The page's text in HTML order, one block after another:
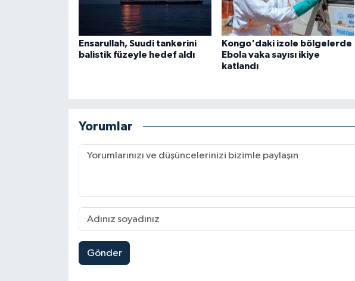
Ensarullah, Suudi tankerini
balistik füzeyle hedef aldı
Kongo'daki izole bölgelerde
Ebola vaka sayısı ikiye
katlandı
Yorumlar
Gönder